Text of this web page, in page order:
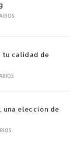
tu calidad de
una elección de